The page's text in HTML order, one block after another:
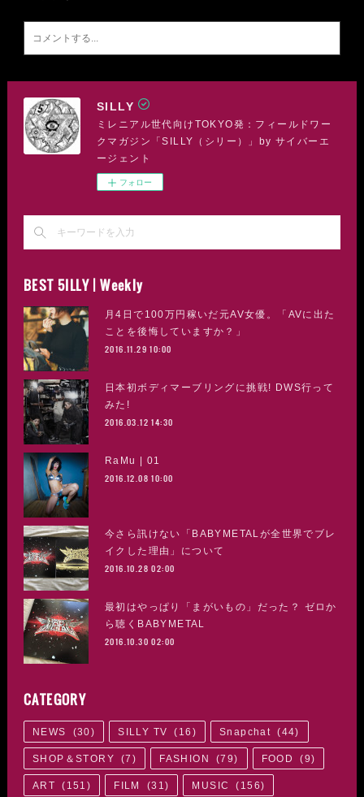
SILLY
ミレニアル世代向けTOKYO発：フィールドワー
クマガジン「SILLY（シリー）」by サイバーエ
ージェント
フォロー
BEST 5ILLY | Weekly
月4日で100万円稼いだ元AV女優。「AVに出た
ことを後悔していますか？」
2016.11.29 10:00
日本初ボディマーブリングに挑戦! DWS行って
みた!
2016.03.12 14:30
RaMu | 01
2016.12.08 10:00
今さら訊けない「BABYMETALが全世界でブレ
イクした理由」について
2016.10.28 02:00
最初はやっぱり「まがいもの」だった？ ゼロか
ら聴くBABYMETAL
2016.10.30 02:00
CATEGORY
NEWS (30) SILLY TV ( 16 ) Snapchat (44)
SHOP＆STORY (7 ) FASHION (79) FOOD (9)
ART ( 151 ) FILM (31 ) MUSIC ( 156)